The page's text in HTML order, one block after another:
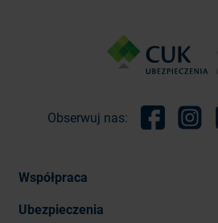
Obserwuj nas:
Współpraca
Ubezpieczenia